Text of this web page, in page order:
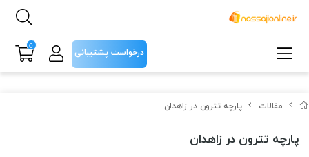
مقالات پارچه تترون در زاهدان
پارچه تترون در زاهدان
درخواست پشتیبانی
0